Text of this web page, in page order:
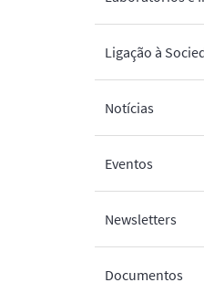
Ligação à
Notícias
Eventos
Newsletters
Documentos